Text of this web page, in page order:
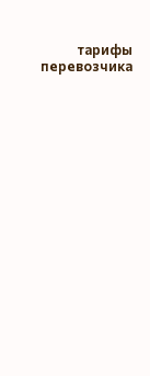
тарифы
перевозчика